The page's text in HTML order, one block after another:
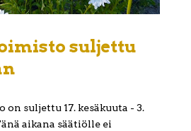
suljettu
on suljettu 17. kesäkuuta - 3.
aikana säätiölle ei